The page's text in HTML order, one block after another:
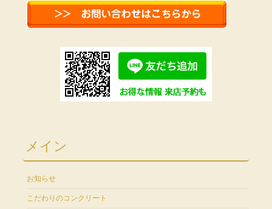
メイン
お知らせ
こだわりのコンクリート